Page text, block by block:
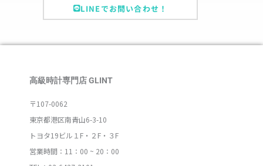
LINEでお問い合わせ！
高級時計専門店 GLINT
〒107-0062
東京都港区南青山6-3-10
トヨタ19ビル１F・２F・３F
営業時間：11：00 ~ 20：00